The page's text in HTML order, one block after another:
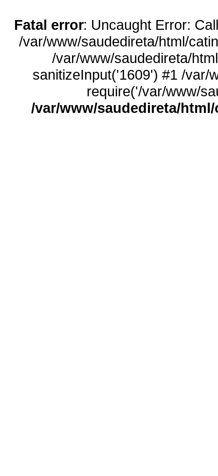
Fatal error: Uncaught Error:
/var/www/saudedireta/html/
/var/www/saudedireta/
sanitizeInput('1609') #1 /var/
require('/var/www/
/var/www/saudedireta/